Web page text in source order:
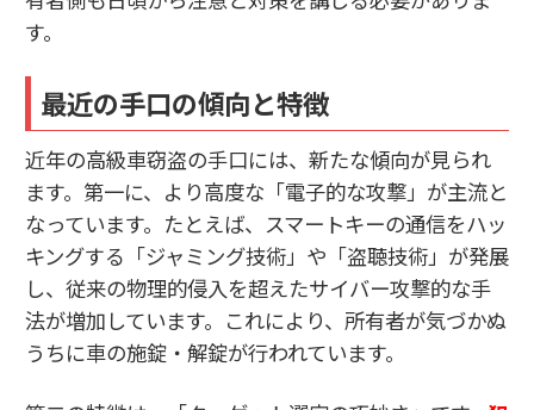
す。
最近の手口の傾向と特徴
近年の高級車窃盗の手口には、新たな傾向が見られ
ます。第一に、より高度な「電子的な攻撃」が主流と
なっています。たとえば、スマートキーの通信をハッ
キングする「ジャミング技術」や「盗聴技術」が発展
し、従来の物理的侵入を超えたサイバー攻撃的な手
法が増加しています。これにより、所有者が気づかぬ
うちに車の施錠・解錠が行われています。